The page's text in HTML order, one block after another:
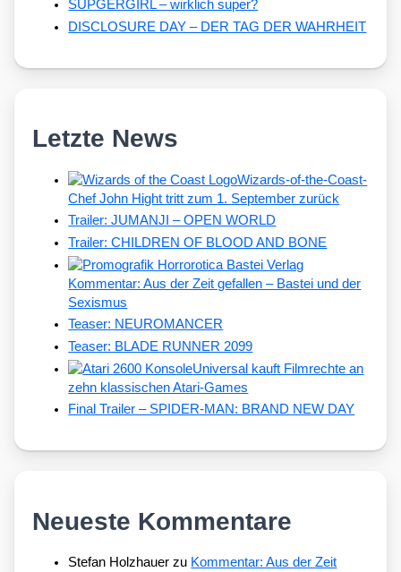
SUPGERGIRL – wirklich super?
DISCLOSURE DAY – DER TAG DER WAHRHEIT
Letzte News
Wizards-of-the-Coast-
Chef John Hight tritt zum 1. September zurück
Trailer: JUMANJI – OPEN WORLD
Trailer: CHILDREN OF BLOOD AND BONE
Kommentar: Aus der Zeit gefallen – Bastei und der
Sexismus
Teaser: NEUROMANCER
Teaser: BLADE RUNNER 2099
Universal kauft Filmrechte an
zehn klassischen Atari-Games
Final Trailer – SPIDER-MAN: BRAND NEW DAY
Neueste Kommentare
Stefan Holzhauer zu Kommentar: Aus der Zeit